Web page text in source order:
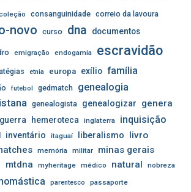
consanguinidade correio da lavoura
novo curso dna documentos
emigração endogamia escravidão
etnia europa exílio família
futebol gedmatch genealogia
genealogista genealogizar genera
guerra hemeroteca inglaterra inquisição
inventário itaguaí liberalismo livro
memória militar minas gerais
mtdna myheritage médico natural nobreza
parentesco passaporte